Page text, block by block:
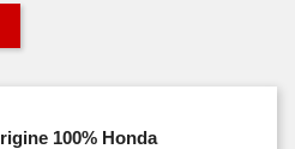
100% Honda